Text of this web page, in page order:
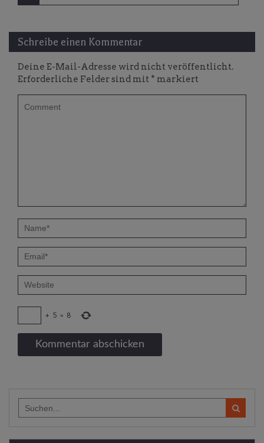
Schreibe einen Kommentar
Deine E-Mail-Adresse wird nicht veröffentlicht.
Erforderliche Felder sind mit * markiert
+ 5 = 8
for: